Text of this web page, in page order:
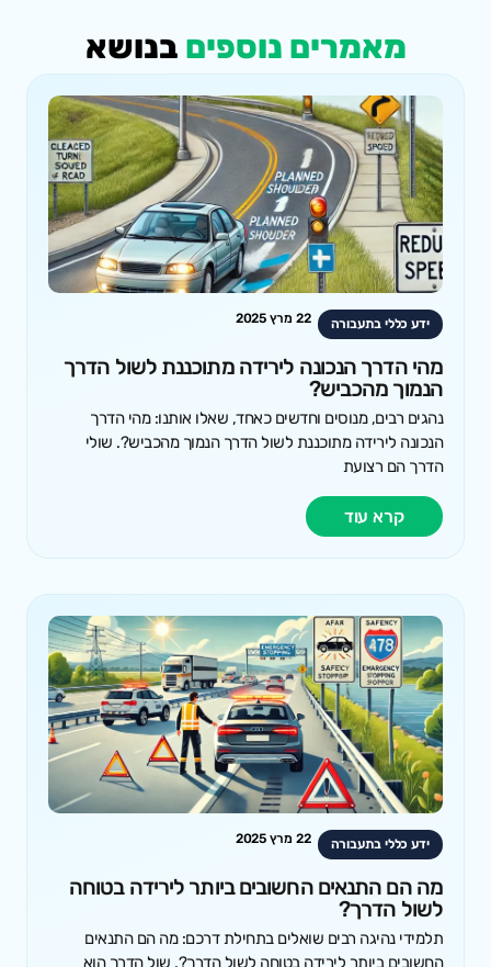
מאמרים נוספים בנושא
ידע כללי בתעבורה 22 מרץ 2025
מהי הדרך הנכונה לירידה מתוכננת לשול הדרך
הנמוך מהכביש?
נהגים רבים, מנוסים וחדשים כאחד, שאלו אותנו: מהי הדרך
הנכונה לירידה מתוכננת לשול הדרך הנמוך מהכביש?. שולי
הדרך הם רצועת
קרא עוד
ידע כללי בתעבורה 22 מרץ 2025
מה הם התנאים החשובים ביותר לירידה בטוחה
לשול הדרך?
תלמידי נהיגה רבים שואלים בתחילת דרכם: מה הם התנאים
החשובים ביותר לירידה בטוחה לשול הדרך?. שול הדרך הוא